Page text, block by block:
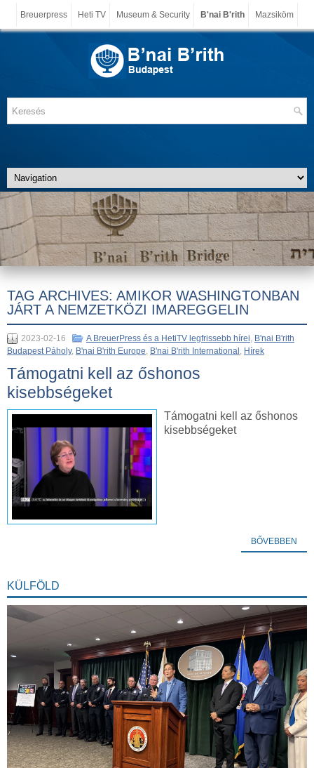
Breuerpress Heti TV Museum & Security B'nai B'rith Mazsiköm
TAG ARCHIVES: AMIKOR WASHINGTONBAN
JÁRT A NEMZETKÖZI IMAREGGELIN
2023-02-16 A BreuerPress és a HetiTV legfrissebb hírei, B'nai B'rith
Budapest Páholy, B'nai B'rith Europe, B'nai B'rith International , Hírek
Támogatni kell az őshonos
kisebbségeket
Támogatni kell az őshonos
kisebbségeket
BŐVEBBEN
KÜLFÖLD